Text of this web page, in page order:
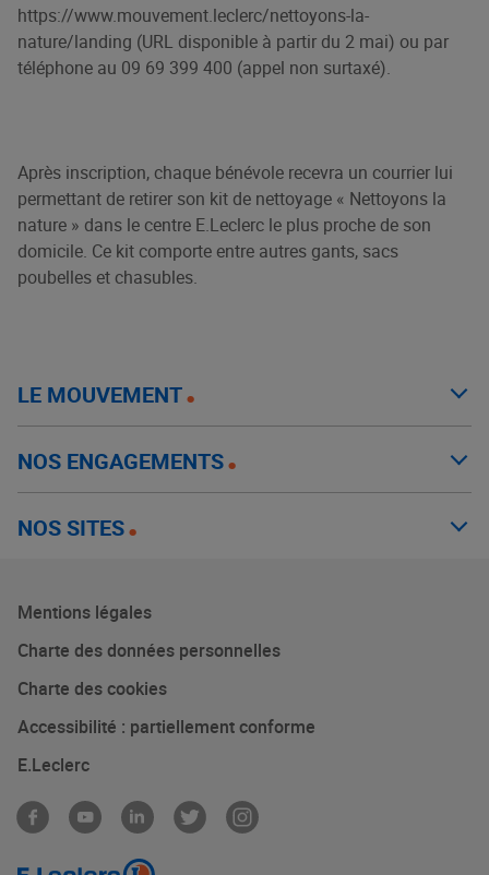
https://www.mouvement.leclerc/nettoyons-la-
nature/landing (URL disponible à partir du 2 mai) ou par
téléphone au 09 69 399 400 (appel non surtaxé).
Après inscription, chaque bénévole recevra un courrier lui
permettant de retirer son kit de nettoyage « Nettoyons la
nature » dans le centre E.Leclerc le plus proche de son
domicile. Ce kit comporte entre autres gants, sacs
poubelles et chasubles.
LE MOUVEMENT
NOS ENGAGEMENTS
NOS SITES
Mentions légales
Charte des données personnelles
Charte des cookies
Accessibilité : partiellement conforme
E.Leclerc